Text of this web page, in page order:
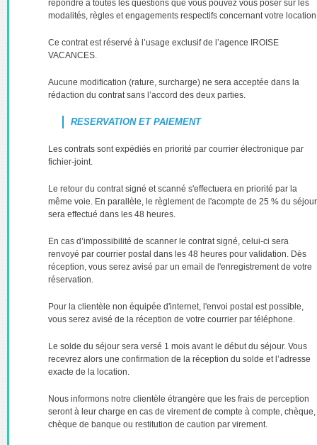
répondre à toutes les questions que vous pouvez vous poser sur les
modalités, règles et engagements respectifs concernant votre
Ce contrat est réservé à l’usage exclusif de l’agence IROISE
VACANCES.
Aucune modification (rature, surcharge) ne sera acceptée dans la
rédaction du contrat sans l’accord des deux parties.
RESERVATION ET PAIEMENT
Les contrats sont expédiés en priorité par courrier électronique par
fichier-joint.
Le retour du contrat signé et scanné s'effectuera en priorité par la
même voie. En parallèle, le règlement de l'acompte de 25 % du séjour
sera effectué dans les 48 heures.
En cas d’impossibilité de scanner le contrat signé, celui-ci sera
renvoyé par courrier postal dans les 48 heures pour validation. Dès
réception, vous serez avisé par un email de l'enregistrement de votre
réservation.
Pour la clientèle non équipée d'internet, l'envoi postal est possible,
vous serez avisé de la réception de votre courrier par téléphone.
Le solde du séjour sera versé 1 mois avant le début du séjour. Vous
recevrez alors une confirmation de la réception du solde et l’adresse
exacte de la location.
Nous informons notre clientèle étrangère que les frais de perception
seront à leur charge en cas de virement de compte à compte, chèque,
chèque de banque ou restitution de caution par virement.